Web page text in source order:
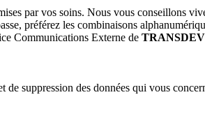
par vos soins. Nous vous conseillons
préférez les combinaisons
Communications Externe de
suppression des données qui vous